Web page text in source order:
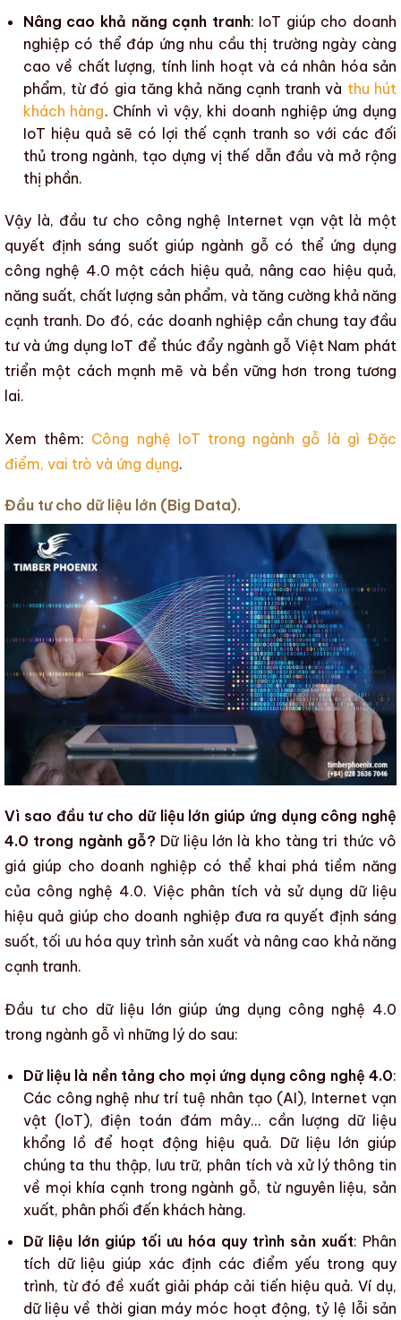
Nâng cao khả năng cạnh tranh: IoT giúp cho doanh
nghiệp có thể đáp ứng nhu cầu thị trường ngày càng
cao về chất lượng, tính linh hoạt và cá nhân hóa sản
phẩm, từ đó gia tăng khả năng cạnh tranh và thu hút
khách hàng. Chính vì vậy, khi doanh nghiệp ứng dụng
IoT hiệu quả sẽ có lợi thế cạnh tranh so với các đối
thủ trong ngành, tạo dựng vị thế dẫn đầu và mở rộng
thị phần.
Vậy là, đầu tư cho công nghệ Internet vạn vậtlà một
quyết định sáng suốt giúp ngành gỗcó thể ứng dụng
công nghệ 4.0 một cách hiệu quả, nâng cao hiệu quả,
năng suất, chất lượng sản phẩm, và tăng cường khả năng
cạnh tranh. Do đó, các doanh nghiệp cần chung tay đầu
tư và ứng dụng IoT để thúc đẩy ngành gỗ Việt Nam phát
triển một cách mạnh mẽ và bền vững hơn trong tương
lai.
Xem thêm: Công nghệ IoT trong ngành gỗ là gì Đặc
điểm, vai trò và ứng dụng.
Đầu tư cho dữ liệu lớn (Big Data).
Vì sao đầu tư cho dữ liệu lớn giúp ứng dụng công nghệ
4.0 trong ngành gỗ? Dữ liệu lớn là kho tàng tri thức vô
giá giúp cho doanh nghiệp có thể khai phá tiềm năng
của công nghệ 4.0. Việc phân tích và sử dụng dữ liệu
hiệu quả giúp cho doanh nghiệp đưa ra quyết định sáng
suốt, tối ưu hóa quy trình sản xuất và nâng cao khả năng
cạnh tranh.
Đầu tư cho dữ liệu lớn giúp ứng dụng công nghệ 4.0
trong ngành gỗ vì những lý do sau:
Dữ liệu là nền tảng cho mọi ứng dụng công nghệ 4.0:
Các công nghệ như trí tuệ nhân tạo (AI), Internet vạn
vật (IoT), điện toán đám mây… cần lượng dữ liệu
khổng lồ để hoạt động hiệu quả. Dữ liệu lớn giúp
chúng ta thu thập, lưu trữ, phân tích và xử lý thông tin
về mọi khía cạnh trong ngành gỗ, từ nguyên liệu, sản
xuất, phân phối đến khách hàng.
Dữ liệu lớn giúp tối ưu hóa quy trình sản xuất: Phân
tích dữ liệu giúp xác định các điểm yếu trong quy
trình, từ đó đề xuất giải pháp cải tiến hiệu quả. Ví dụ,
dữ liệu về thời gian máy móc hoạt động, tỷ lệ lỗi sản